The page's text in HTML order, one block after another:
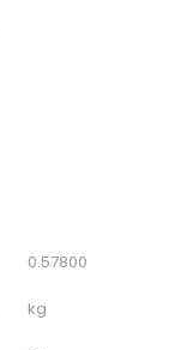
0.57800
kg